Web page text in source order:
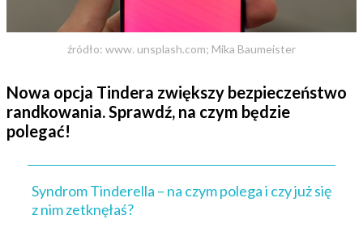
źródło: www. unsplash.com; Mika Baumeister
Nowa opcja Tindera zwiększy bezpieczeństwo
randkowania. Sprawdź, na czym będzie
polegać!
Syndrom Tinderella – na czym polega i czy już się
z nim zetknęłaś?